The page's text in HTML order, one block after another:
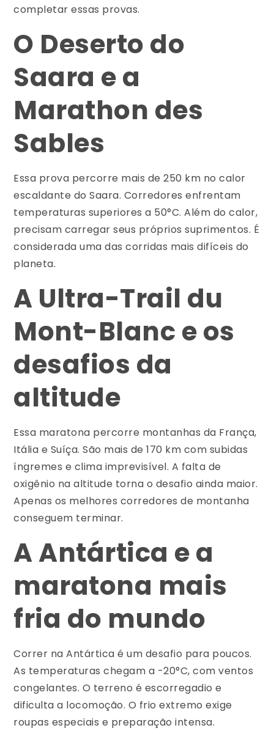
completar essas provas.
O Deserto do
Saara e a
Marathon des
Sables
Essa prova percorre mais de 250 km no calor
escaldante do Saara. Corredores enfrentam
temperaturas superiores a 50°C. Além do calor,
precisam carregar seus próprios suprimentos. É
considerada uma das corridas mais difíceis do
planeta.
A Ultra-Trail du
Mont-Blanc e os
desafios da
altitude
Essa maratona percorre montanhas da França,
Itália e Suíça. São mais de 170 km com subidas
íngremes e clima imprevisível. A falta de
oxigênio na altitude torna o desafio ainda maior.
Apenas os melhores corredores de montanha
conseguem terminar.
A Antártica e a
maratona mais
fria do mundo
Correr na Antártica é um desafio para poucos.
As temperaturas chegam a -20°C, com ventos
congelantes. O terreno é escorregadio e
dificulta a locomoção. O frio extremo exige
roupas especiais e preparação intensa.